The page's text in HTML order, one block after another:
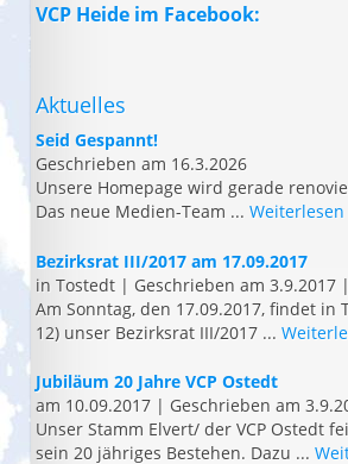
VCP Heide im Facebook:
Aktuelles
Seid Gespannt!
Geschrieben am 16.3.2026
Unsere Homepage wird gerade
Das neue Medien-Team ... Weiterlesen
Bezirksrat III/2017 am 17.09.2017
in Tostedt | Geschrieben am 3.9.2017 |
Am Sonntag, den 17.09.2017, findet in
12) unser Bezirksrat III/2017 ...
Jubiläum 20 Jahre VCP Ostedt
am 10.09.2017 | Geschrieben am
Unser Stamm Elvert/ der VCP Ostedt
sein 20 jähriges Bestehen. Dazu ...